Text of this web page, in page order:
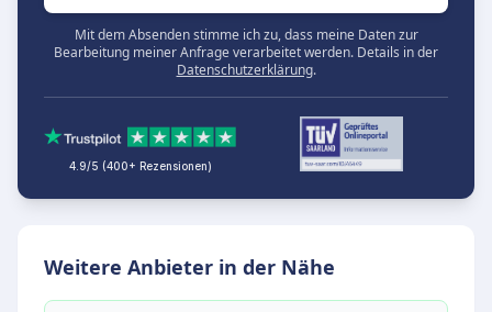
Mit dem Absenden stimme ich zu, dass meine Daten zur
Bearbeitung meiner Anfrage verarbeitet werden. Details in der
Datenschutzerklärung.
4.9/5 (400+ Rezensionen)
Weitere Anbieter in der Nähe